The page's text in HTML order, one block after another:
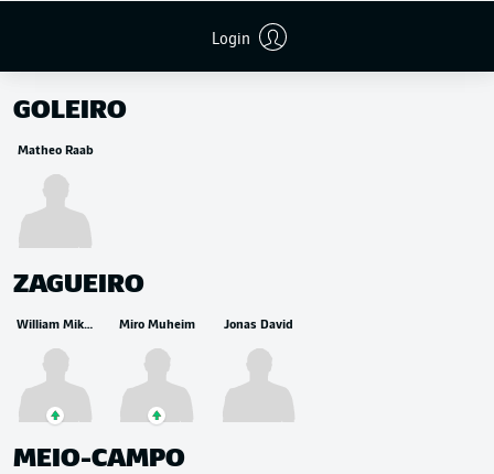
Login
GOLEIRO
Matheo Raab
ZAGUEIRO
William Mikelbrencis Miro Muheim Jonas David
MEIO-CAMPO